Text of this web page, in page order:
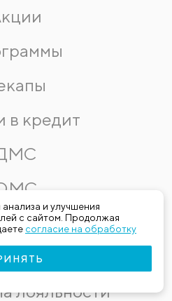
и улучшения
с сайтом. Продолжая
согласие на обработку
в кредит
пациентам
обслуживание
лояльности